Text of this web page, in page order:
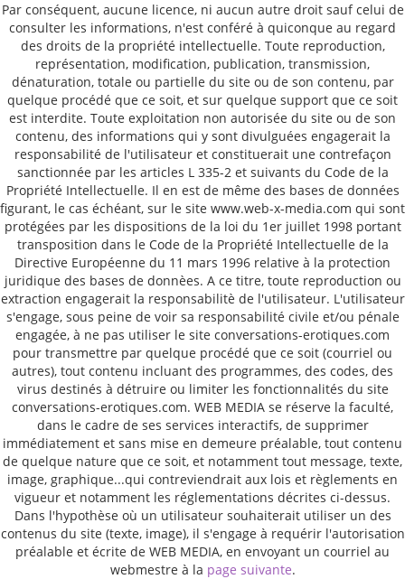
Par conséquent, aucune licence, ni aucun autre droit sauf celui de
consulter les informations, n'est conféré à quiconque au regard
des droits de la propriété intellectuelle. Toute reproduction,
représentation, modification, publication, transmission,
dénaturation, totale ou partielle du site ou de son contenu, par
quelque procédé que ce soit, et sur quelque support que ce soit
est interdite. Toute exploitation non autorisée du site ou de son
contenu, des informations qui y sont divulguées engagerait la
responsabilité de l'utilisateur et constituerait une contrefaçon
sanctionnée par les articles L 335-2 et suivants du Code de la
Propriété Intellectuelle. Il en est de même des bases de données
figurant, le cas échéant, sur le site www.web-x-media.com qui sont
protégées par les dispositions de la loi du 1er juillet 1998 portant
transposition dans le Code de la Propriété Intellectuelle de la
Directive Européenne du 11 mars 1996 relative à la protection
juridique des bases de donnèes. A ce titre, toute reproduction ou
extraction engagerait la responsabilitè de l'utilisateur. L'utilisateur
s'engage, sous peine de voir sa responsabilité civile et/ou pénale
engagée, à ne pas utiliser le site conversations-erotiques.com
pour transmettre par quelque procédé que ce soit (courriel ou
autres), tout contenu incluant des programmes, des codes, des
virus destinés à détruire ou limiter les fonctionnalités du site
conversations-erotiques.com. WEB MEDIA se réserve la faculté,
dans le cadre de ses services interactifs, de supprimer
immédiatement et sans mise en demeure préalable, tout contenu
de quelque nature que ce soit, et notamment tout message, texte,
image, graphique...qui contreviendrait aux lois et règlements en
vigueur et notamment les réglementations décrites ci-dessus.
Dans l'hypothèse où un utilisateur souhaiterait utiliser un des
contenus du site (texte, image), il s'engage à requérir l'autorisation
préalable et écrite de WEB MEDIA, en envoyant un courriel au
webmestre à la page suivante.